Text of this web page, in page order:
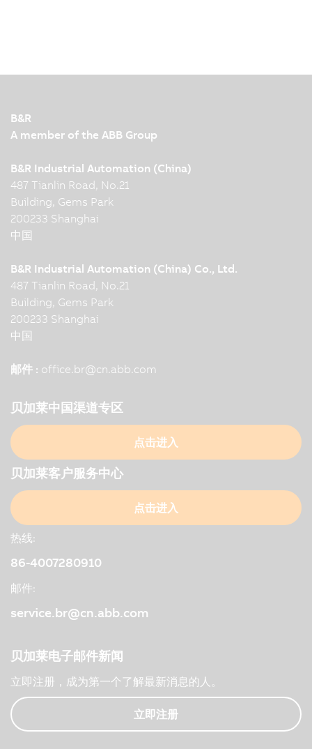
B&R
A member of the ABB Group
B&R Industrial Automation (China)
487 Tianlin Road, No.21
Building, Gems Park
200233 Shanghai
中国
B&R Industrial Automation (China) Co., Ltd.
487 Tianlin Road, No.21
Building, Gems Park
200233 Shanghai
中国
邮件 : office.br@cn.abb.com
贝加莱中国渠道专区
点击进入
贝加莱客户服务中心
点击进入
热线:
86-4007280910
邮件:
service.br@cn.abb.com
贝加莱电子邮件新闻
立即注册，成为第一个了解最新消息的人。
立即注册